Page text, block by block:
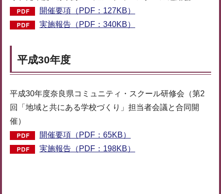
開催要項（PDF：127KB）
実施報告（PDF：340KB）
平成30年度
平成30年度奈良県コミュニティ・スクール研修会（第2
回「地域と共にある学校づくり」担当者会議と合同開
催）
開催要項（PDF：65KB）
実施報告（PDF：198KB）